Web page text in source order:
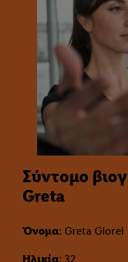
Σύντομο
Greta
Όνομα: Greta Giorei
Ηλικία: 32